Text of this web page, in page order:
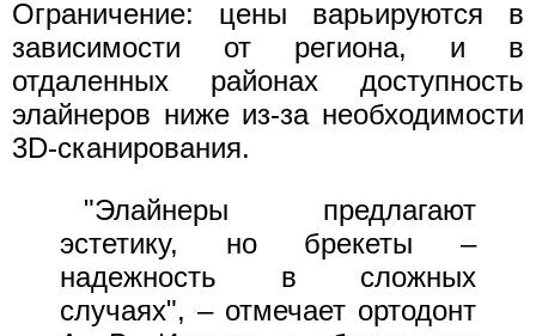
Ограничение: цены варьируются в
зависимости от региона, и в
отдаленных районах доступность
элайнеров ниже из-за необходимости
3D-сканирования.
"Элайнеры предлагают
эстетику, но брекеты –
надежность в сложных
случаях", – отмечает ортодонт